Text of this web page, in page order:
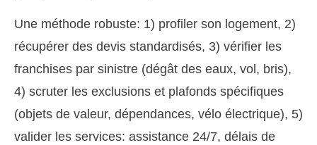
Une méthode robuste: 1) profiler son logement, 2)
récupérer des devis standardisés, 3) vérifier les
franchises par sinistre (dégât des eaux, vol, bris),
4) scruter les exclusions et plafonds spécifiques
(objets de valeur, dépendances, vélo électrique), 5)
valider les services: assistance 24/7, délais de